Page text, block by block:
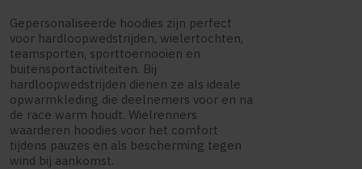
Gepersonaliseerde hoodies zijn perfect
voor hardloopwedstrijden, wielertochten,
teamsporten, sporttoernooien en
buitensportactiviteiten. Bij
hardloopwedstrijden dienen ze als ideale
opwarmkleding die deelnemers voor en na
de race warm houdt. Wielrenners
waarderen hoodies voor het comfort
tijdens pauzes en als bescherming tegen
wind bij aankomst.